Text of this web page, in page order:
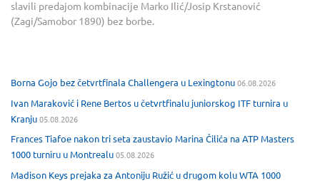
slavili predajom kombinacije Marko Ilić/Josip Krstanović
(Zagi/Samobor 1890) bez borbe.
Borna Gojo bez četvrtfinala Challengera u Lexingtonu06.08.2026
Ivan Maraković i Rene Bertos u četvrtfinalu juniorskog ITF turnira u
Kranju05.08.2026
Frances Tiafoe nakon tri seta zaustavio Marina Čilića na ATP Masters
1000 turniru u Montrealu05.08.2026
Madison Keys prejaka za Antoniju Ružić u drugom kolu WTA 1000